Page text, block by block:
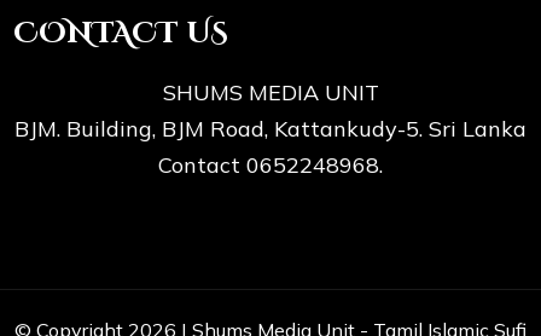
CONTACT US
SHUMS MEDIA UNIT
BJM. Building, BJM Road, Kattankudy-5. Sri Lanka
Contact 0652248968.
© Copyright 2026 | Shums Media Unit - Tamil Islamic Sufi